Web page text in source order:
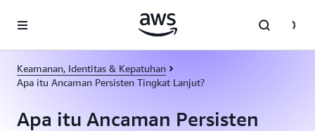
Keamanan, Identitas & Kepatuhan
Apa itu Ancaman Persisten Tingkat Lanjut?
Apa itu Ancaman Persisten